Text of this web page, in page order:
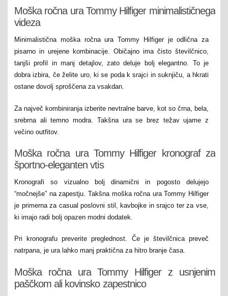
Moška ročna ura Tommy Hilfiger minimalističnega
videza
Minimalistična moška ročna ura Tommy Hilfiger je odlična za
pisarno in urejene kombinacije. Običajno ima čisto številčnico,
tanjši profil in manj detajlov, zato deluje bolj elegantno. To je
dobra izbira, če želite uro, ki se poda k srajci in suknjiču, a hkrati
ostane dovolj sproščena za vsakdan.
Za največ kombiniranja izberite nevtralne barve, kot so črna, bela,
srebrna ali temno modra. Takšna ura se brez težav ujame z
večino outfitov.
Moška ročna ura Tommy Hilfiger kronograf za
športno-eleganten vtis
Kronografi so vizualno bolj dinamični in pogosto delujejo
“močnejše” na zapestju. Takšna moška ročna ura Tommy Hilfiger
je primerna za casual poslovni stil, kavbojke in srajco ter za vse,
ki imajo radi bolj opazen modni dodatek.
Pri kronografu preverite preglednost. Če je številčnica preveč
natrpana, je ura lahko manj praktična za hitro branje časa.
Moška ročna ura Tommy Hilfiger z usnjenim
paščkom ali kovinsko zapestnico